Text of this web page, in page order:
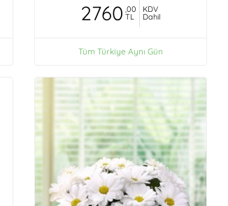
2760 ,00
TL
KDV
Dahil
Tüm Türkiye Aynı Gün